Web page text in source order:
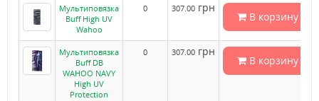
Мультиповязка
Buff High UV
Wahoo
0 307.00 грн
В корзину
Мультиповязка
Buff DB
WAHOO NAVY
High UV
Protection
0 307.00 грн
В корзину